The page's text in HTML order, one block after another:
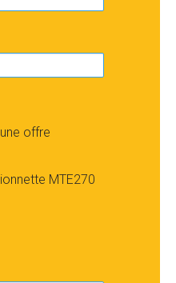
offre
MTE270